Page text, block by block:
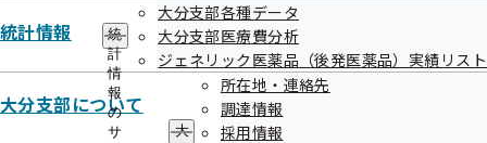
統計情報
統
計
情
報
の
サ
大分支部各種データ
大分支部医療費分析
ジェネリック医薬品（後発医薬品）実績リスト
大分支部について
大
所在地・連絡先
調達情報
採用情報
令和07年度
令和06年度